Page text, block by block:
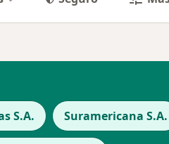
S.A. Suramericana S.A.